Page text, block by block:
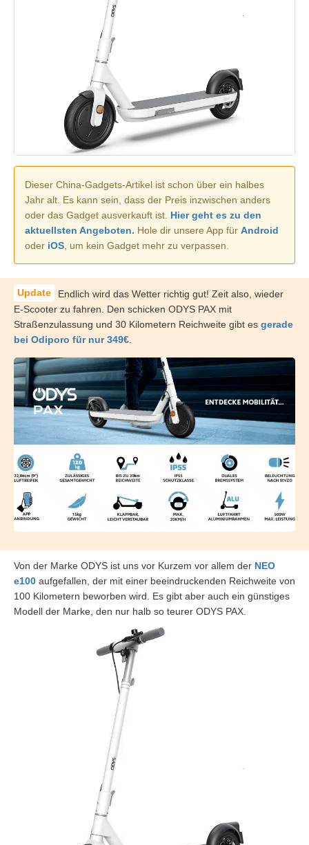
Dieser China-Gadgets-Artikel ist schon über ein halbes
Jahr alt. Es kann sein, dass der Preis inzwischen anders
oder das Gadget ausverkauft ist. Hier geht es zu den
aktuellsten Angeboten. Hole dir unsere App für Android
oder iOS , um kein Gadget mehr zu verpassen.
Endlich wird das Wetter richtig gut! Zeit also, wieder
E-Scooter zu fahren. Den schicken ODYS PAX mit
Straßenzulassung und 30 Kilometern Reichweite gibt es gerade
bei Odiporo für nur 349€
Von der Marke ODYS ist uns vor Kurzem vor allem der NEO
e100 aufgefallen, der mit einer beeindruckenden Reichweite von
100 Kilometern beworben wird. Es gibt aber auch ein günstiges
Modell der Marke, den nur halb so teurer ODYS PAX.